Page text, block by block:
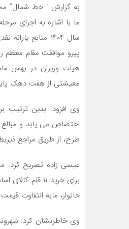
به گزارش ” خط شمال”
سال ۱۴۰۴
پیرو موافقت مقام معظم
هیات وزیران در بهمن
معیشتی از هفت دهک پایین درآمدی(حدود ۶۰
اختصاص می یابد و
طرح، از طریق مراجع
عیسی زاده تصریح کرد:
برای خرید ۱۱
خانوار، مابه التفاوت
وی خاطرنشان کرد: